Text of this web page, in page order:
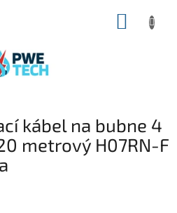
kábel na bubne 4
metrový H07RN-F